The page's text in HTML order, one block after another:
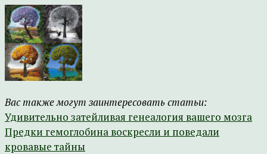
Вас также могут заинтересовать статьи:
Удивительно затейливая генеалогия вашего мозга
Предки гемоглобина воскресли и поведали
кровавые тайны